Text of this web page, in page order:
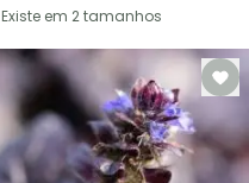
Existe em 2 tamanhos